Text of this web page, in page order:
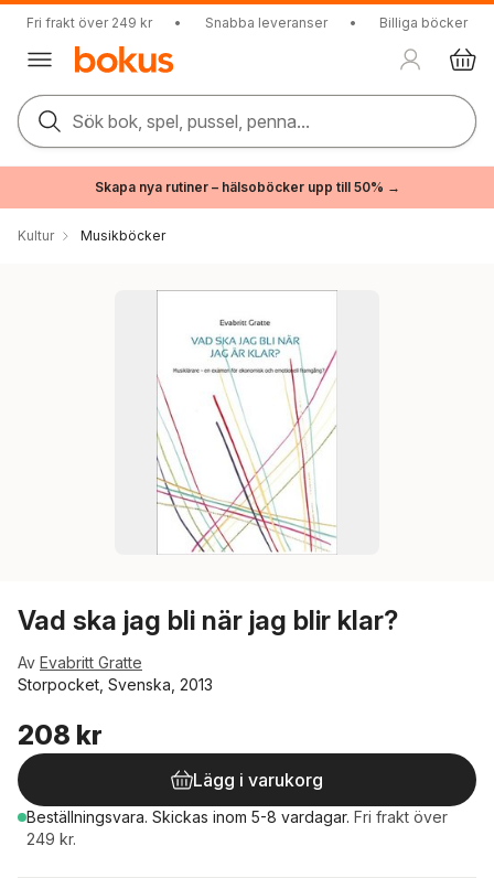
Fri frakt över 249 kr • Snabba leveranser • Billiga böcker
Sök bok, spel, pussel, penna...
Skapa nya rutiner – hälsoböcker upp till 50% →
Kultur Musikböcker
Vad ska jag bli när jag blir klar?
Av Evabritt Gratte
Storpocket, Svenska, 2013
208 kr
Lägg i varukorg
Beställningsvara. Skickas inom 5-8 vardagar. Fri frakt över
249 kr.